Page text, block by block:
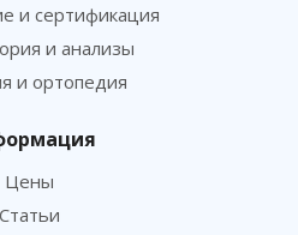
и сертификация
и анализы
и ортопедия
Цены
Статьи